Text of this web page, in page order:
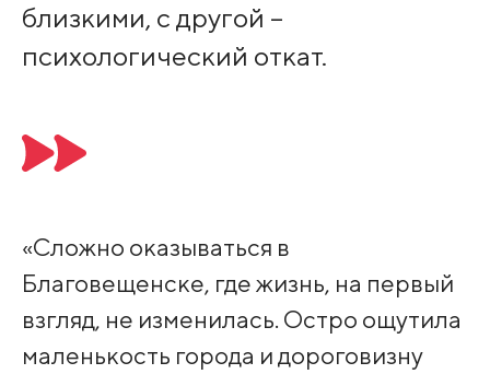
близкими, с другой –
психологический откат.
«Сложно оказываться в
Благовещенске, где жизнь, на первый
взгляд, не изменилась. Остро ощутила
маленькость города и дороговизну